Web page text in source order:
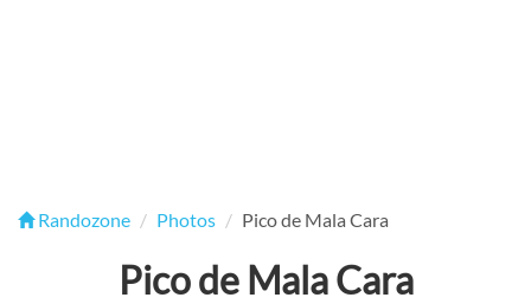
Randozone Photos Pico de Mala Cara
Pico de Mala Cara